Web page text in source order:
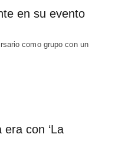
en su evento
como grupo con un
con ‘La